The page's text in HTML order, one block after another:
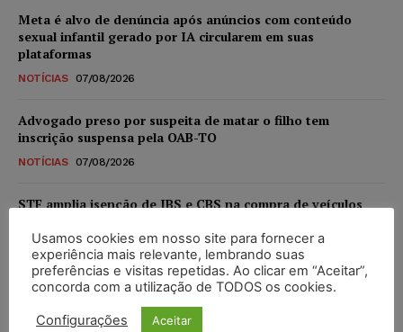
Meta é alvo de denúncia após anúncios com conteúdo
sexual infantil gerado por IA circularem em suas
plataformas
NOTÍCIAS 07/08/2026
Advogado preso por suspeita de matar o filho tem
inscrição suspensa pela OAB-TO
NOTÍCIAS 07/08/2026
STF amplia isenção de IBS e CBS na compra de veículos
níveis
DIREITO TRIBUTÁRIO 07/08/2026
Justiça do Trabalho mantém justa causa de empregado que
vendia canetas emagrecedoras no local de trabalho
Usamos cookies em nosso site para fornecer a
experiência mais relevante, lembrando suas
preferências e visitas repetidas. Ao clicar em “Aceitar”,
concorda com a utilização de TODOS os cookies.
Configurações Aceitar